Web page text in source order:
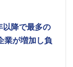
降で最多の
が増加し負